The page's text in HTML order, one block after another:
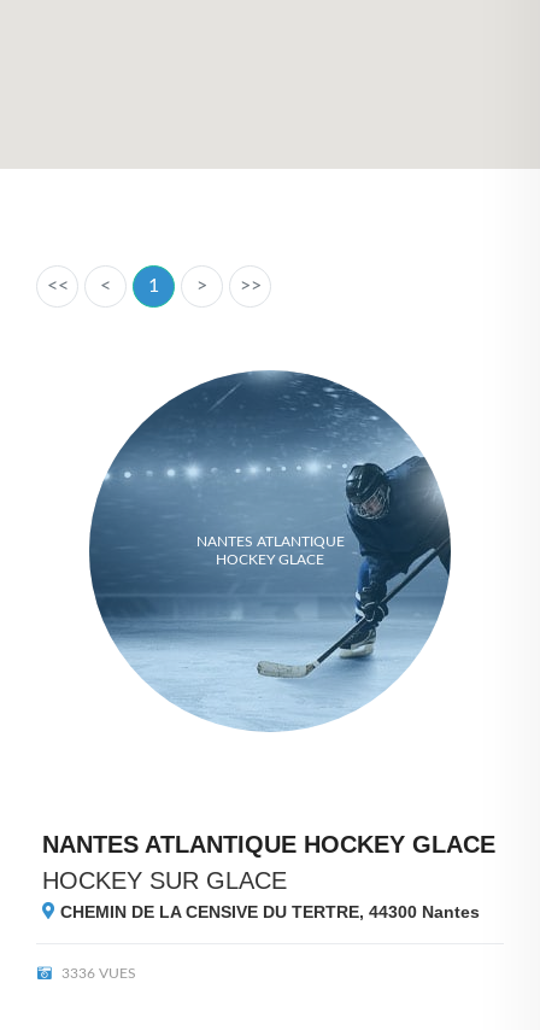
<< < 1 > >>
NANTES ATLANTIQUE
HOCKEY GLACE
NANTES ATLANTIQUE HOCKEY GLACE
HOCKEY SUR GLACE
CHEMIN DE LA CENSIVE DU TERTRE, 44300 Nantes
3336 VUES